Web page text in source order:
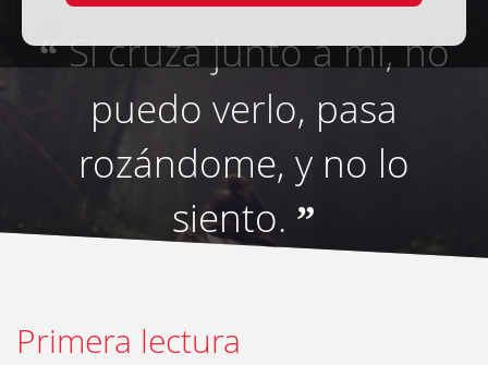
“Si cruza junto a mí, no
puedo verlo, pasa
rozándome, y no lo
siento. ”
Primera lectura